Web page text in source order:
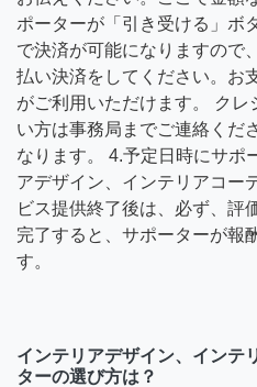
ポーターが「引き受ける」ボ
で決済が可能になりますので
払い決済をしてください。お
がご利用いただけます。 ク
い方は事務局までご連絡くだ
なります。 4.予定日時にサポ
アデザイン、インテリアコー
ビス提供終了後は、必ず、評
完了すると、サポーターが報
す。
インテリアデザイン、インテ
ターの選び方は？